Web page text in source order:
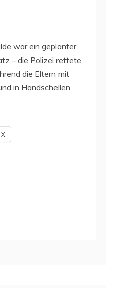
war ein geplanter
– die Polizei rettete
die Eltern mit
in Handschellen
X